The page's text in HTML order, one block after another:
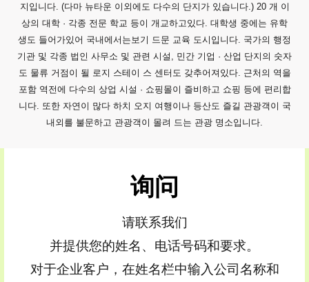
지입니다. (다마 뉴타운 이외에도 다수의 단지가 있습니다.) 20 개 이
상의 대학 · 각종 전문 학교 등이 개교하고있다. 대학생 중에는 유학
생도 들어가있어 국내에서는보기 드문 교육 도시입니다. 국가의 행정
기관 및 각종 법인 사무소 및 관련 시설, 민간 기업 · 산업 단지의 숫자
도 물류 거점이 될 로지 스테이 스 센터도 갖추어져있다. 근처의 역을
포함 역전에 다수의 상업 시설 · 쇼핑몰이 즐비하고 쇼핑 등에 편리합
니다. 또한 자연이 많다 하치 오지 여행이나 등산도 즐길 관광객이 국
내외를 불문하고 관광객이 몰려 드는 관광 명소입니다.
询问
请联系我们
并提供您的姓名、电话号码和要求。
对于企业客户，在姓名栏中输入公司名称和